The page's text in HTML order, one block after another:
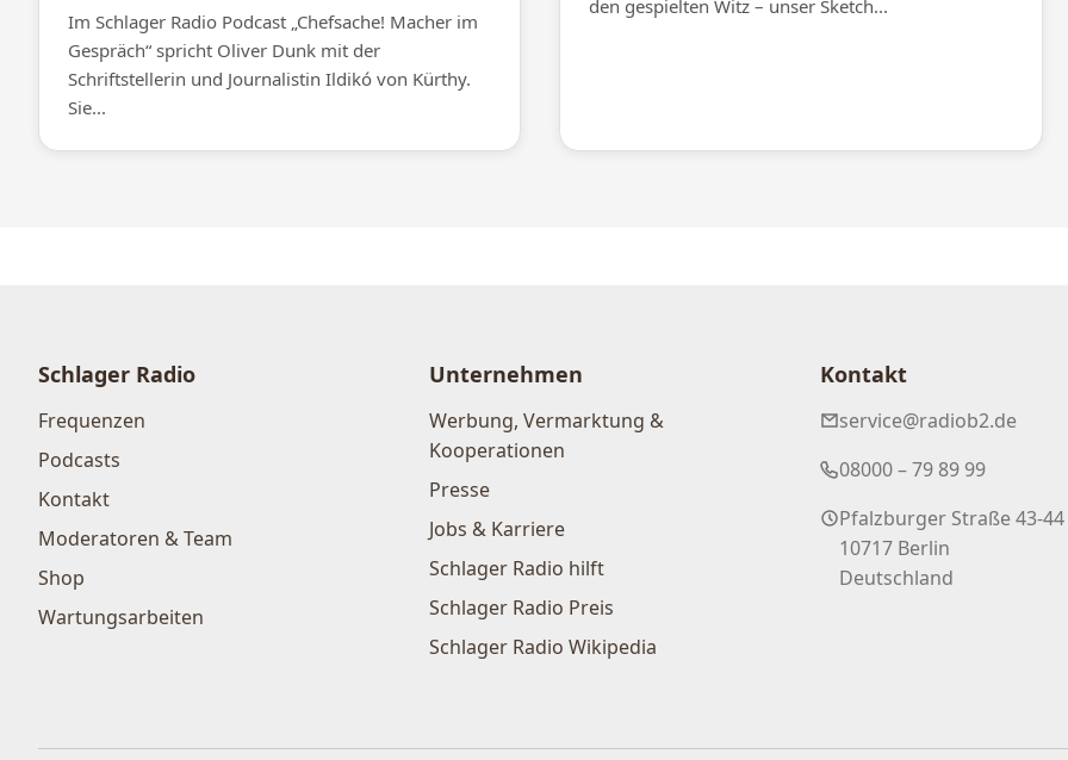
Im Schlager Radio Podcast „Chefsache! Macher im
Gespräch“ spricht Oliver Dunk mit der
Schriftstellerin und Journalistin Ildikó von Kürthy.
Sie...
den gespielten Witz – unser Sketch...
Schlager Radio
Frequenzen
Podcasts
Kontakt
Moderatoren & Team
Shop
Wartungsarbeiten
Unternehmen
Werbung, Vermarktung &
Kooperationen
Presse
Jobs & Karriere
Schlager Radio hilft
Schlager Radio Preis
Schlager Radio Wikipedia
Kontakt
service@radiob2.de
08000 – 79 89 99
Pfalzburger Straße 43-44
10717 Berlin
Deutschland